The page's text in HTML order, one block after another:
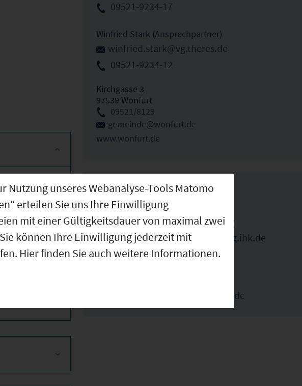
09521-9234-17
Winfried Stark (Ansprechpartner)
winfried.stark@vg.theres.de
09521-9234-12
Kirchgasse 3
97539 Wonfurt
09521/8129
gemeinde@wonfurt.de
www.wonfurt.de
IHK Ansprechpartner
Benedikt Pfeuffer (Ansprechpartner)
benedikt.pfeuffer@wuerzburg.ihk.de
09314194179
elka.ivanova@wuerzburg.ihk.de
unseres Webanalyse-Tools Matomo
erteilen Sie uns Ihre Einwilligung
mit einer Gültigkeitsdauer von maximal zwei
können Ihre Einwilligung jederzeit mit
Hier finden Sie auch weitere Informationen.